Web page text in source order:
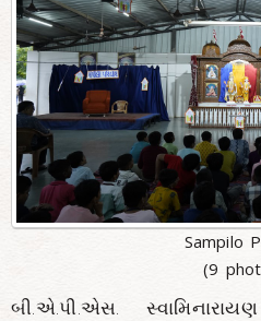
Sampilo
(9
બી.એ.પી.એસ.